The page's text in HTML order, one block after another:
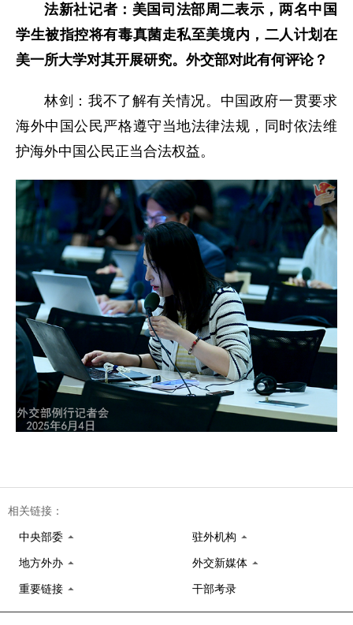
法新社记者：美国司法部周二表示，两名中国
学生被指控将有毒真菌走私至美境内，二人计划在
美一所大学对其开展研究。外交部对此有何评论？
林剑：我不了解有关情况。中国政府一贯要求
海外中国公民严格遵守当地法律法规，同时依法维
护海外中国公民正当合法权益。
相关链接：
中央部委 驻外机构
地方外办 外交新媒体
重要链接 干部考录